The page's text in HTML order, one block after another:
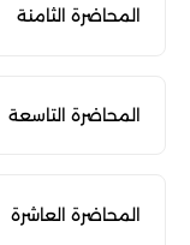
المحاضرة الثامنة
المحاضرة التاسعة
المحاضرة العاشرة